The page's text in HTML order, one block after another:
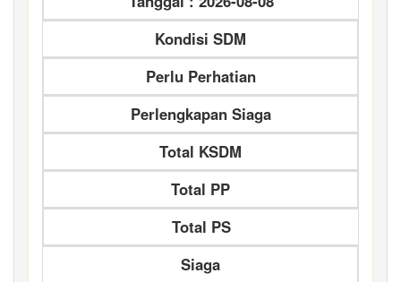
Kondisi SDM
Perlu Perhatian
Perlengkapan Siaga
Total KSDM
Total PP
Total PS
Siaga